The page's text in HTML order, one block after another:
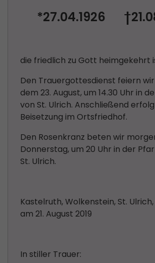
*27.04.1926
die friedlich zu Gott heimgekehrt
Den Trauergottesdienst feiern
dem 23. August, um 14.30 Uhr in
von St. Ulrich. Anschließend
Beisetzung im Ortsfriedhof.
Den Rosenkranz beten wir
Donnerstag, um 20 Uhr in der
St. Ulrich.
Kastelruth, Wolkenstein, St.
am 21. August 2019
In stiller Trauer: